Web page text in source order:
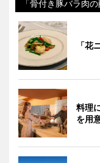
「骨付き豚バラ肉の
「花
料理
を用